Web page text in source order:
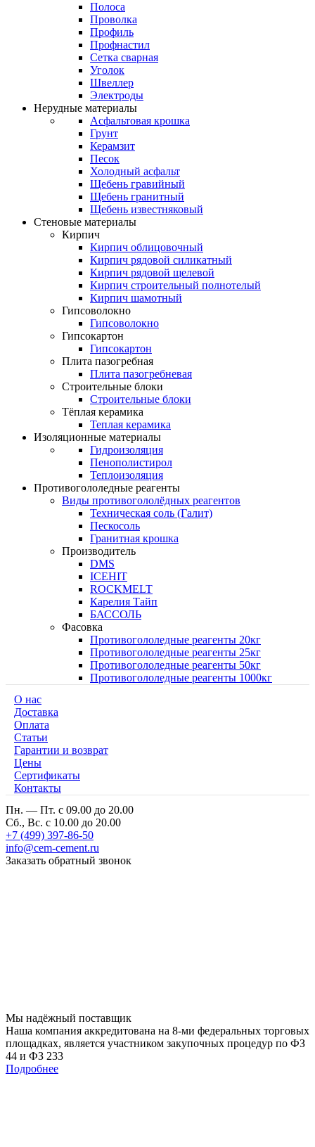
Полоса
Проволка
Профиль
Профнастил
Сетка сварная
Уголок
Швеллер
Электроды
Нерудные материалы
Асфальтовая крошка
Грунт
Керамзит
Песок
Холодный асфальт
Щебень гравийный
Щебень гранитный
Щебень известняковый
Стеновые материалы
Кирпич
Кирпич облицовочный
Кирпич рядовой силикатный
Кирпич рядовой щелевой
Кирпич строительный полнотелый
Кирпич шамотный
Гипсоволокно
Гипсоволокно
Гипсокартон
Гипсокартон
Плита пазогребная
Плита пазогребневая
Строительные блоки
Строительные блоки
Тёплая керамика
Теплая керамика
Изоляционные материалы
Гидроизоляция
Пенополистирол
Теплоизоляция
Противогололедные реагенты
Виды противогололёдных реагентов
Техническая соль (Галит)
Пескосоль
Гранитная крошка
Производитель
DMS
ICEHIT
ROCKMELT
Карелия Тайп
БАССОЛЬ
Фасовка
Противогололедные реагенты 20кг
Противогололедные реагенты 25кг
Противогололедные реагенты 50кг
Противогололедные реагенты 1000кг
О нас
Доставка
Оплата
Cтатьи
Гарантии и возврат
Цены
Сертификаты
Контакты
Пн. — Пт. с 09.00 до 20.00
Сб., Вс. с 10.00 до 20.00
+7 (499) 397-86-50
info@cem-cement.ru
Заказать обратный звонок
Мы надёжный поставщик
Наша компания аккредитована на 8-ми федеральных торговых
площадках, является участником закупочных процедур по ФЗ
44 и ФЗ 233
Подробнее